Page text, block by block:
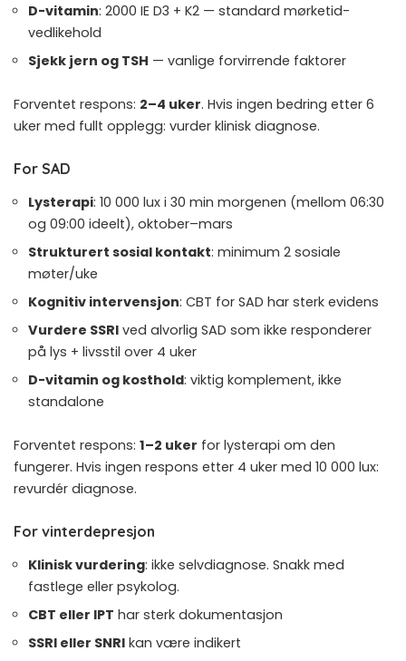
D-vitamin: 2000 IE D3 + K2 — standard mørketid-
vedlikehold
Sjekk jern og TSH — vanlige forvirrende faktorer
Forventet respons: 2–4 uker. Hvis ingen bedring etter 6
uker med fullt opplegg: vurder klinisk diagnose.
For SAD
Lysterapi: 10 000 lux i 30 min morgenen (mellom 06:30
og 09:00 ideelt), oktober–mars
Strukturert sosial kontakt: minimum 2 sosiale
møter/uke
Kognitiv intervensjon: CBT for SAD har sterk evidens
Vurdere SSRI ved alvorlig SAD som ikke responderer
på lys + livsstil over 4 uker
D-vitamin og kosthold: viktig komplement, ikke
standalone
Forventet respons: 1–2 uker for lysterapi om den
fungerer. Hvis ingen respons etter 4 uker med 10 000 lux:
revurdér diagnose.
For vinterdepresjon
Klinisk vurdering: ikke selvdiagnose. Snakk med
fastlege eller psykolog.
CBT eller IPT har sterk dokumentasjon
SSRI eller SNRI kan være indikert